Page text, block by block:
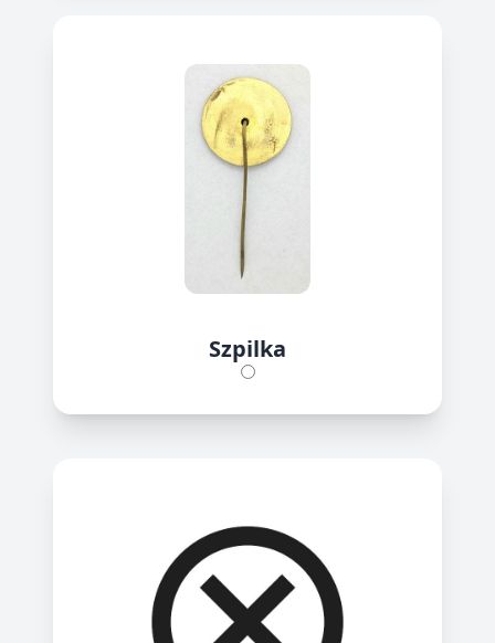
Szpilka